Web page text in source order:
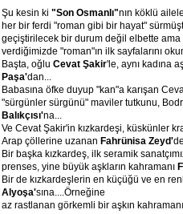
Şu kesin ki "Son Osmanlı"nın köklü
her bir ferdi "roman gibi bir hayat"
geçiştirilecek bir durum değil elbette ama
verdiğimizde "roman"ın ilk sayfalarını
Başta, oğlu Cevat Şakir'le, aynı kadına
Paşa'dan...
Babasına öfke duyup "kan"a karışan
"sürgünler sürgünü" maviler tutkunu,
Balıkçısı'na...
Ve Cevat Şakir'in kızkardeşi, küskünler
Arap çöllerine uzanan Fahrünisa Zeyd'
Bir başka kızkardeş, ilk seramik
prenses, yine büyük aşkların kahramanı
Bir de kızkardeşlerin en küçüğü ve en
Alyoşa'sına....Örneğine
az rastlanan görkemli bir aşkın